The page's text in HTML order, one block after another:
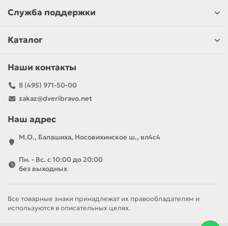
Служба поддержки
Каталог
Наши контакты
8 (495) 971-50-00
zakaz@dveribravo.net
Наш адрес
М.О., Балашиха, Носовихинское ш., вл4с4
Пн. - Вс. с 10:00 до 20:00
без выходных
Все товарные знаки принадлежат их правообладателям и
используются в описательных целях.